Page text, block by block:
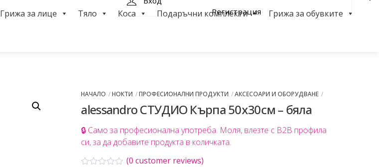
Регистрация
Грижа за лице Тяло Коса Подаръчни комплекти Грижа за обувките
НАЧАЛО НОКТИ ПРОФЕСИОНАЛНИ ПРОДУКТИ АКСЕСОАРИ И ОБОРУДВАНЕ
alessandro СТУДИО Кърпа 50х30см – бяла
🔒 Само за професионална употреба. Моля, влезте с B2B профила
си, за да добавите продукта в количката.
(0 customer reviews)